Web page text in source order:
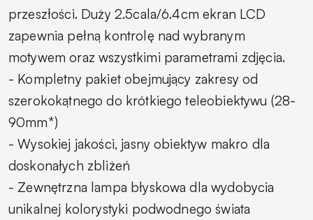
przeszłości. Duży 2.5cala/6.4cm ekran LCD
zapewnia pełną kontrolę nad wybranym
motywem oraz wszystkimi parametrami zdjęcia.
- Kompletny pakiet obejmujący zakresy od
szerokokątnego do krótkiego teleobiektywu (28-
90mm*)
- Wysokiej jakości, jasny obiektyw makro dla
doskonałych zbliżeń
- Zewnętrzna lampa błyskowa dla wydobycia
unikalnej kolorystyki podwodnego świata